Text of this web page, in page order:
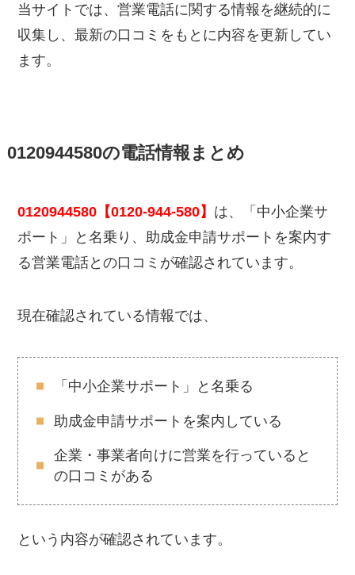
当サイトでは、営業電話に関する情報を継続的に
収集し、最新の口コミをもとに内容を更新してい
ます。
0120944580の電話情報まとめ
0120944580【0120-944-580】 は、「中小企業サ
ポート」と名乗り、助成金申請サポートを案内す
る営業電話との口コミが確認されています。
現在確認されている情報では、
「中小企業サポート」と名乗る
助成金申請サポートを案内している
企業・事業者向けに営業を行っていると
の口コミがある
という内容が確認されています。